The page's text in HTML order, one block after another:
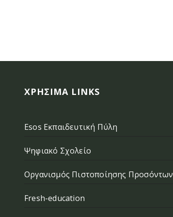
ΧΡΉΣΙΜΑ LINKS
Esos Εκπαιδευτική Πύλη
Ψηφιακό Σχολείο
Οργανισμός Πιστοποίησης Προσόντων
Fresh-education